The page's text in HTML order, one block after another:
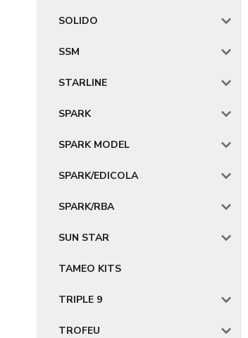
SOLIDO
SSM
STARLINE
SPARK
SPARK MODEL
SPARK/EDICOLA
SPARK/RBA
SUN STAR
TAMEO KITS
TRIPLE 9
TROFEU